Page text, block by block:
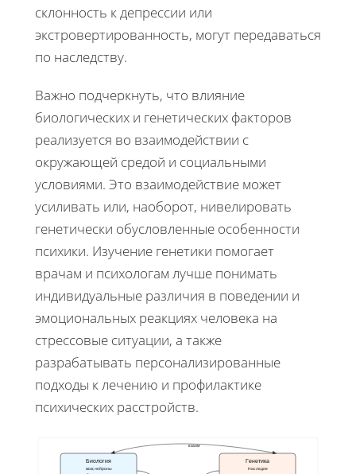
склонность к депрессии или
экстровертированность, могут передаваться
по наследству.
Важно подчеркнуть, что влияние
биологических и генетических факторов
реализуется во взаимодействии с
окружающей средой и социальными
условиями. Это взаимодействие может
усиливать или, наоборот, нивелировать
генетически обусловленные особенности
психики. Изучение генетики помогает
врачам и психологам лучше понимать
индивидуальные различия в поведении и
эмоциональных реакциях человека на
стрессовые ситуации, а также
разрабатывать персонализированные
подходы к лечению и профилактике
психических расстройств.
Биология
мозг, нейроны
Генетика
Наследие
взаим